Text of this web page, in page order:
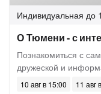
Индивидуальная до
О Тюмени - с
Познакомиться с
дружеской и
10 авг в 15:00
11 авг